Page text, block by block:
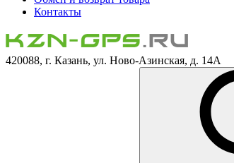
Контакты
420088, г. Казань, ул. Ново-Азинская, д. 14А